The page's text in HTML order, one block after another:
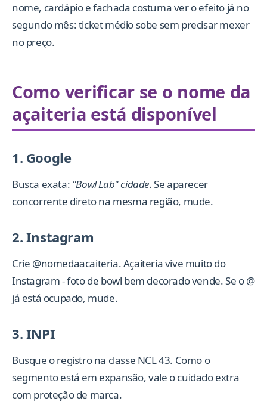
nome, cardápio e fachada costuma ver o efeito já no
segundo mês: ticket médio sobe sem precisar mexer
no preço.
Como verificar se o nome da
açaiteria está disponível
1. Google
Busca exata: "Bowl Lab" cidade. Se aparecer
concorrente direto na mesma região, mude.
2. Instagram
Crie @nomedaacaiteria. Açaiteria vive muito do
Instagram - foto de bowl bem decorado vende. Se o @
já está ocupado, mude.
3. INPI
Busque o registro na classe NCL 43. Como o
segmento está em expansão, vale o cuidado extra
com proteção de marca.